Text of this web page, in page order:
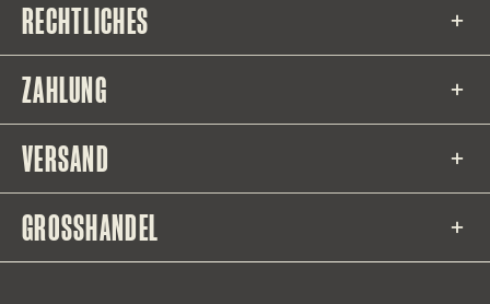
RECHTLICHES
ZAHLUNG
VERSAND
GROSSHANDEL